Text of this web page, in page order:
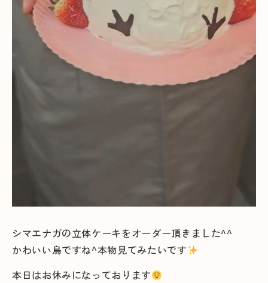
シマエナガの立体ケーキをオーダー頂きました^^
かわいい鳥ですね^本物見てみたいです
本日はお休みになっております